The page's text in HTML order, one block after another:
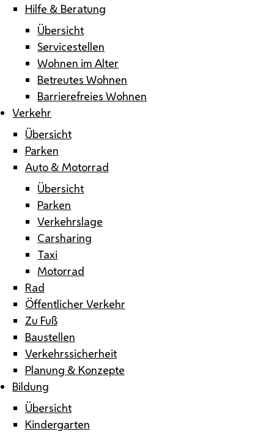
Hilfe & Beratung
Übersicht
Servicestellen
Wohnen im Alter
Betreutes Wohnen
Barrierefreies Wohnen
Verkehr
Übersicht
Parken
Auto & Motorrad
Übersicht
Parken
Verkehrslage
Carsharing
Taxi
Motorrad
Rad
Öffentlicher Verkehr
Zu Fuß
Baustellen
Verkehrssicherheit
Planung & Konzepte
Bildung
Übersicht
Kindergarten